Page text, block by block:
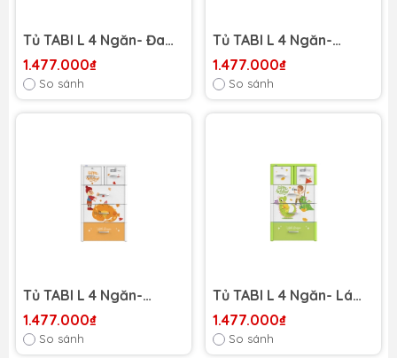
Tủ TABI L 4 Ngăn- Đa
sắc rồng bé Gái
1.477.000₫
So sánh
Tủ TABI L 4 Ngăn-
Dương khủng long
1.477.000₫
So sánh
Tủ TABI L 4 Ngăn-
Trắng rồng ngủ đông
1.477.000₫
So sánh
Tủ TABI L 4 Ngăn- Lá
rồng mùa Hè
1.477.000₫
So sánh